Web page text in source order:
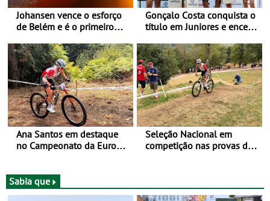
Johansen vence o esforço
de Belém e é o primeiro
a Portugal - Prova decorre
entre 5 e 16 de Agosto
Gonçalo Costa conquista o
título em Juniores e encerra
no Cartaxo
Ana Santos em destaque
no Campeonato da Europa
Seleção Nacional em
competição nas provas de
Sabia que